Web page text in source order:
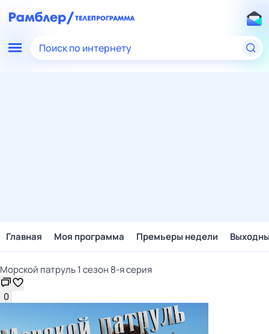
Поиск по интернету
Главная Моя программа Премьеры недели
Морской патруль 1 сезон 8-я серия
0